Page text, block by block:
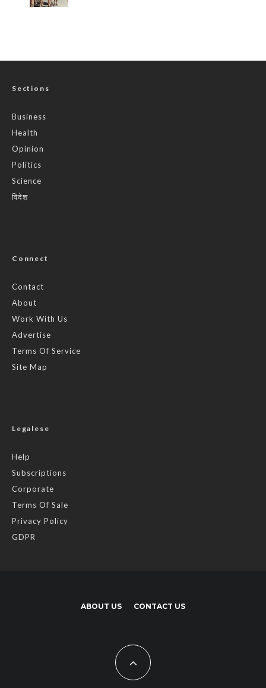
Sections
Business
Health
Opinion
Politics
Science
विदेश
Connect
Contact
About
Work With Us
Advertise
Terms Of Service
Site Map
Legalese
Help
Subscriptions
Corporate
Terms Of Sale
Privacy Policy
GDPR
ABOUT US CONTACT US